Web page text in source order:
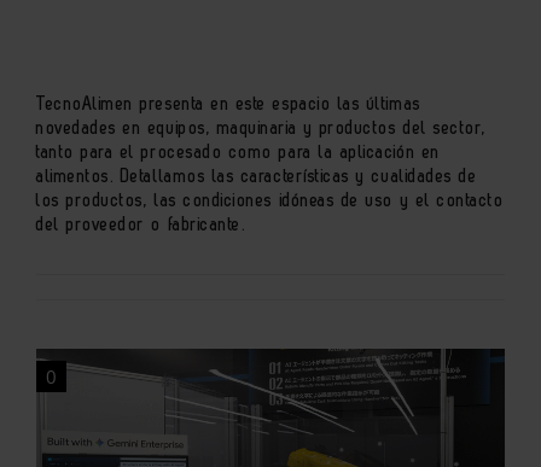
TecnoAlimen presenta en este espacio las últimas
novedades en equipos, maquinaria y productos del sector,
tanto para el procesado como para la aplicación en
alimentos. Detallamos las características y cualidades de
los productos, las condiciones idóneas de uso y el contacto
del proveedor o fabricante.
0